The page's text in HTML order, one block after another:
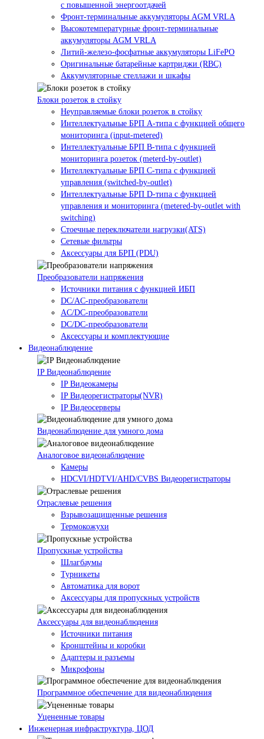
с повышенной энергоотдачей
Фронт-терминальные аккумуляторы AGM VRLA
Высокотемпературные фронт-терминальные
аккумуляторы AGM VRLA
Литий-железо-фосфатные аккумуляторы LiFePO
Оригинальные батарейные картриджи (RBC)
Аккумуляторные стеллажи и шкафы
Блоки розеток в стойку
Неуправляемые блоки розеток в стойку
Интеллектуальные БРП А-типа с функцией общего
мониторинга (input-metered)
Интеллектуальные БРП B-типа с функцией
мониторинга розеток (meterd-by-outlet)
Интеллектуальные БРП C-типа с функцией
управления (switched-by-outlet)
Интеллектуальные БРП D-типа с функцией
управления и мониторинга (metered-by-outlet with
switching)
Стоечные переключатели нагрузки(ATS)
Сетевые фильтры
Аксессуары для БРП (PDU)
Преобразователи напряжения
Источники питания c функцией ИБП
DC/AC-преобразователи
AC/DC-преобразователи
DC/DC-преобразователи
Аксессуары и комплектующие
Видеонаблюдение
IP Видеонаблюдение
IP Видеокамеры
IP Видеорегистраторы(NVR)
IP Видеосерверы
Видеонаблюдение для умного дома
Аналоговое видеонаблюдение
Камеры
HDCVI/HDTVI/AHD/CVBS Видеорегистраторы
Отраслевые решения
Взрывозащищенные решения
Термокожухи
Пропускные устройства
Шлагбаумы
Турникеты
Автоматика для ворот
Аксессуары для пропускных устройств
Аксессуары для видеонаблюдения
Источники питания
Кронштейны и коробки
Адаптеры и разъемы
Микрофоны
Программное обеспечение для видеонаблюдения
Уцененные товары
Инженерная инфраструктура, ЦОД